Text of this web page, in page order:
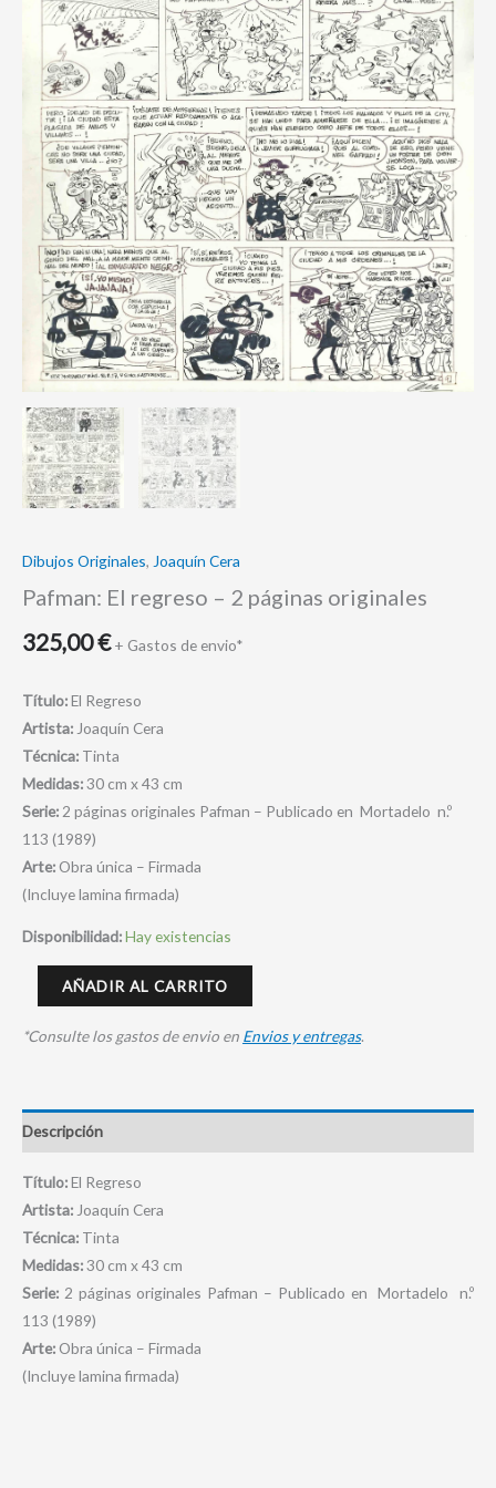
Dibujos Originales, Joaquín Cera
Pafman: El regreso – 2 páginas originales
325,00€ + Gastos de envio*
Título:El Regreso
Artista: Joaquín Cera
Técnica: Tinta
Medidas:30 cm x 43 cm
Serie: 2 páginas originales Pafman – Publicado en Mortadelo n.º
113 (1989)
Arte: Obra única – Firmada
(Incluye lamina firmada)
Disponibilidad:Hay existencias
AÑADIR AL CARRITO
*Consulte los gastos de envio en Envios y entregas.
Descripción
Título:El Regreso
Artista: Joaquín Cera
Técnica: Tinta
Medidas:30 cm x 43 cm
Serie: 2 páginas originales Pafman – Publicado en Mortadelo n.º
113 (1989)
Arte: Obra única – Firmada
(Incluye lamina firmada)